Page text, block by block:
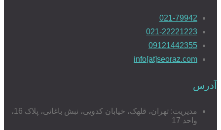
021-79942
021-22221223
09121442355
info[at]seoraz.com
آدرس
مدیریت: تهران، قلهک، خیابان کدویی، نبش باغانی، پلاک 16،
واحد 17